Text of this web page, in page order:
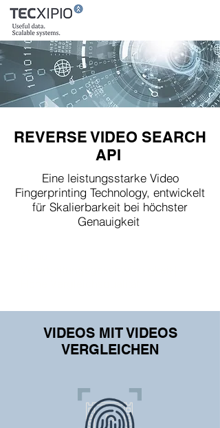
REVERSE VIDEO SEARCH
API
Eine leistungsstarke Video
Fingerprinting Technology, entwickelt
für Skalierbarkeit bei höchster
Genauigkeit
VIDEOS MIT VIDEOS
VERGLEICHEN